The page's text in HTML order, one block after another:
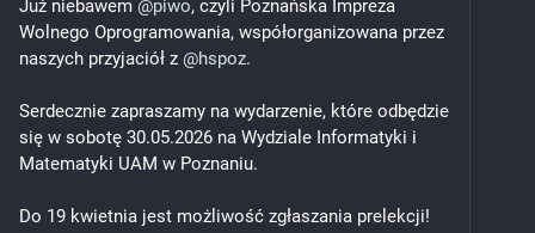
Już niebawem @piwo, czyli Poznańska Impreza
Wolnego Oprogramowania, współorganizowana przez
naszych przyjaciół z @hspoz.
Serdecznie zapraszamy na wydarzenie, które odbędzie
się w sobotę 30.05.2026 na Wydziale Informatyki i
Matematyki UAM w Poznaniu.
Do 19 kwietnia jest możliwość zgłaszania prelekcji!